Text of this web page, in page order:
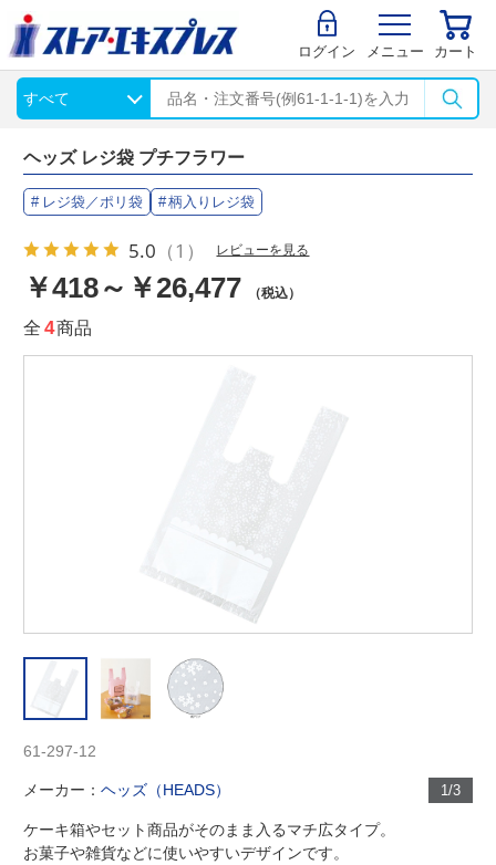
ログイン メニュー カート
ヘッズ レジ袋 プチフラワー
レジ袋／ポリ袋 柄入りレジ袋
5.0 （1） レビューを見る
￥418～￥26,477 （税込）
全 4商品
1/3
61-297-12
メーカー：ヘッズ（HEADS）
ケーキ箱やセット商品がそのまま入るマチ広タイプ。
お菓子や雑貨などに使いやすいデザインです。